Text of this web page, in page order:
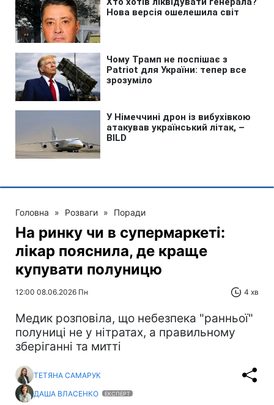
Головна » Розваги » Поради
На ринку чи в супермаркеті:
лікар пояснила, де краще
купувати полуницю
12:00 08.06.2026 Пн 4 хв
Медик розповіла, що небезпека "ранньої"
полуниці не у нітратах, а правильному
зберіганні та митті
ТЕТЯНА САМАРУК
ДАША ВЛАСЕНКО
ЕКСПЕРТ